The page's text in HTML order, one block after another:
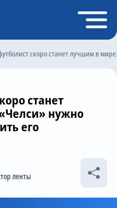
скоро станет лучшим в
станет
нужно
его
ленты